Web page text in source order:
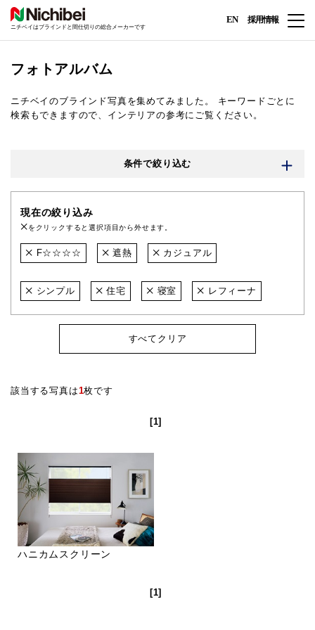
ニチベイはブラインドと間仕切りの総合メーカーです
EN 採用情報
フォトアルバム
ニチベイのブラインド写真を集めてみました。
キーワードごとに
検索もできますので、インテリアの参考にご覧ください。
条件で絞り込む
現在の絞り込み
をクリックすると選択項目から外せます。
F☆☆☆☆ 遮熱 カジュアル
シンプル 住宅 寝室 レフィーナ
すべてクリア
該当する写真は1枚です
[1]
ハニカムスクリーン
[1]